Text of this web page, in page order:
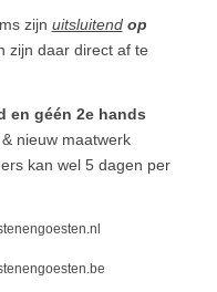
zijn uitsluitend op
zijn daar direct af te
en géén 2e hands
nieuw maatwerk
kan wel 5 dagen per